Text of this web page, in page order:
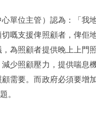
單位主管）認為：「我
嘅支援俾照顧者，俾佢
為照顧者提供晚上上門
少照顧壓力，提供喘息
需要。而政府必須要增
。